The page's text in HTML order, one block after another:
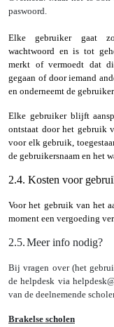
paswoord.
Elke gebruiker gaat
wachtwoord en is tot
merkt of vermoedt dat
gegaan of door iemand
en onderneemt de
Elke gebruiker blijft
ontstaat door het gebruik
voor elk gebruik,
de gebruikersnaam en het
2.4. Kosten voor
Voor het gebruik van het
moment een vergoeding
2.5.Meer info nodig?
Bij vragen over (het
de helpdesk via
van de deelnemende
Brakelse scholen